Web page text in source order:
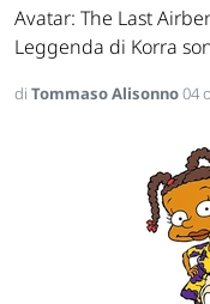
Avatar: The Last
Leggenda di Korra
di Tommaso Alisonno04